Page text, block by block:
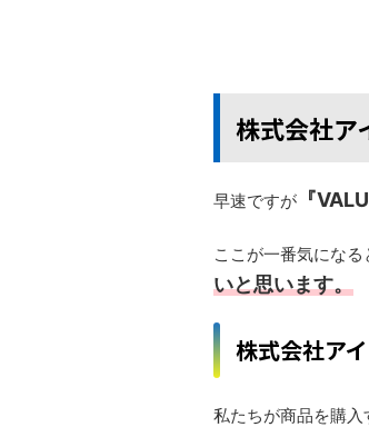
株式会社
早速ですが 『
ここが一番気になる
いと思います。
株式会社ア
私たちが商品を購